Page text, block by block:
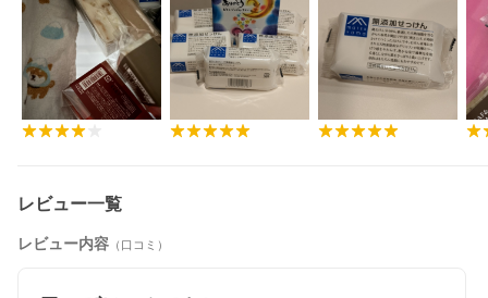
レビュー一覧
レビュー内容 （口コミ）